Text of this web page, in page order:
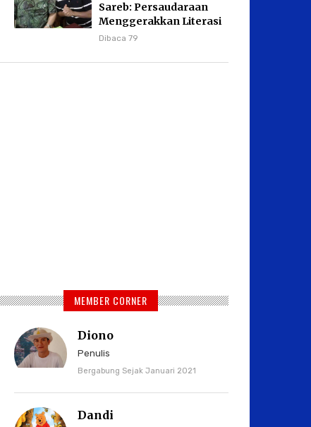
Sareb: Persaudaraan
Menggerakkan Literasi
Borneo
Dibaca 79
MEMBER CORNER
Diono
Penulis
Bergabung Sejak Januari 2021
Dandi